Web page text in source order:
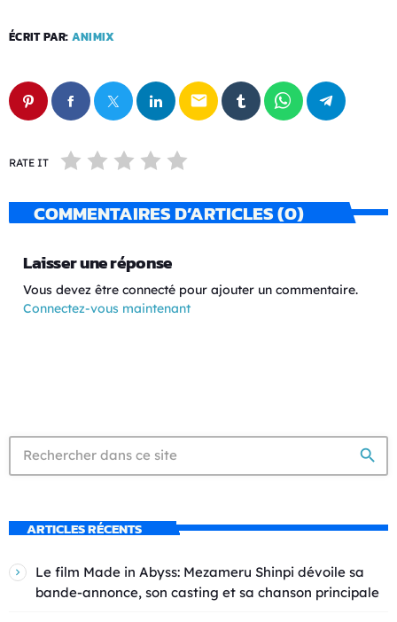
ÉCRIT PAR: ANIMIX
email
RATE IT
COMMENTAIRES D’ARTICLES (0)
Laisser une réponse
Vous devez être connecté pour ajouter un commentaire.
Connectez-vous maintenant
search
ARTICLES RÉCENTS
Le film Made in Abyss: Mezameru Shinpi dévoile sa
bande-annonce, son casting et sa chanson principale